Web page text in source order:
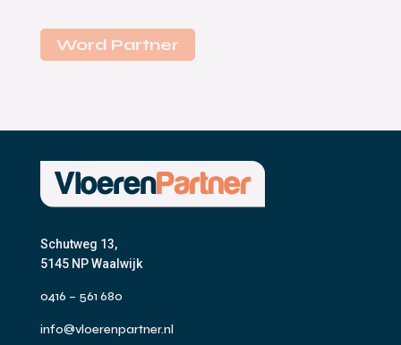
Word Partner
Schutweg 13,
5145 NP Waalwijk
0416 – 561 680
info@vloerenpartner.nl